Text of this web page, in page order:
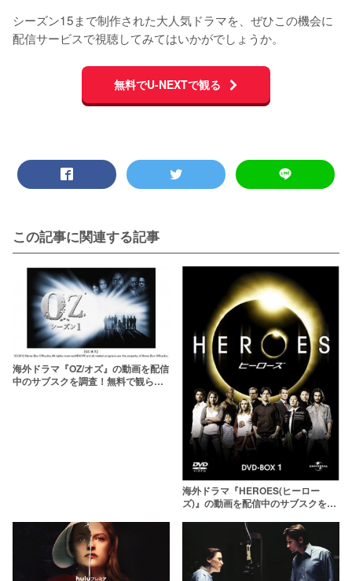
シーズン15まで制作された大人気ドラマを、ぜひこの機会に
配信サービスで視聴してみてはいかがでしょうか。
無料でU-NEXTで観る
この記事に関連する記事
海外ドラマ『OZ/オズ』の動画を配信
中のサブスクを調査！無料で観られ
海外ドラマ『HEROES(ヒーロー
ズ)』の動画を配信中のサブスクを紹